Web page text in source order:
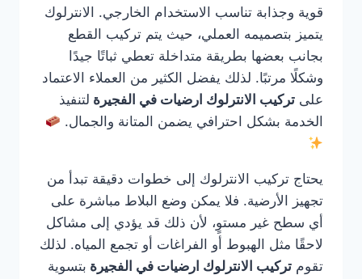
قوية وجذابة تناسب الاستخدام الخارجي. الانترلوك
يتميز بتصميمه العملي، حيث يتم تركيب القطع
بجانب بعضها بطريقة متداخلة تعطي ثباتًا جيدًا
وشكلًا مرتبًا. لذلك يفضل الكثير من العملاء الاعتماد
على تركيب الانترلوك ارضيات في الفجيرة لتنفيذ
الخدمة بشكل احترافي يضمن المتانة والجمال.
يحتاج تركيب الانترلوك إلى خطوات دقيقة تبدأ من
تجهيز الأرضية. فلا يمكن وضع البلاط مباشرة على
أي سطح غير مستوٍ، لأن ذلك قد يؤدي إلى مشاكل
لاحقًا مثل الهبوط أو الفراغات أو تجمع المياه. لذلك
تقوم تركيب الانترلوك ارضيات في الفجيرة بتسوية